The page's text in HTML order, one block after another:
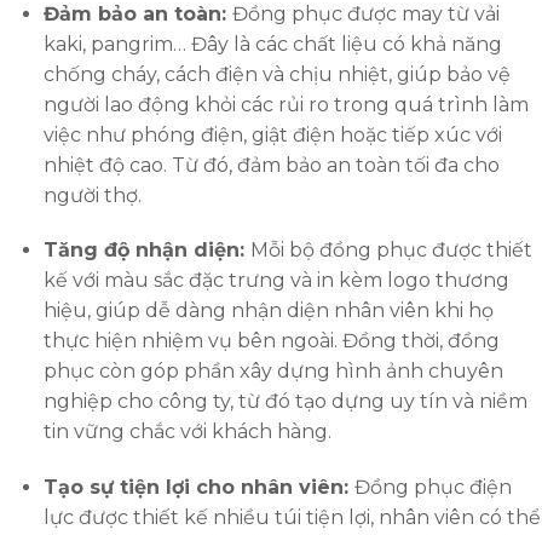
Đảm bảo an toàn: Đồng phục được may từ vải
kaki, pangrim… Đây là các chất liệu có khả năng
chống cháy, cách điện và chịu nhiệt, giúp bảo vệ
người lao động khỏi các rủi ro trong quá trình làm
việc như phóng điện, giật điện hoặc tiếp xúc với
nhiệt độ cao. Từ đó, đảm bảo an toàn tối đa cho
người thợ.
Tăng độ nhận diện: Mỗi bộ đồng phục được thiết
kế với màu sắc đặc trưng và in kèm logo thương
hiệu, giúp dễ dàng nhận diện nhân viên khi họ
thực hiện nhiệm vụ bên ngoài. Đồng thời, đồng
phục còn góp phần xây dựng hình ảnh chuyên
nghiệp cho công ty, từ đó tạo dựng uy tín và niềm
tin vững chắc với khách hàng.
Tạo sự tiện lợi cho nhân viên: Đồng phục điện
lực được thiết kế nhiều túi tiện lợi, nhân viên có thể